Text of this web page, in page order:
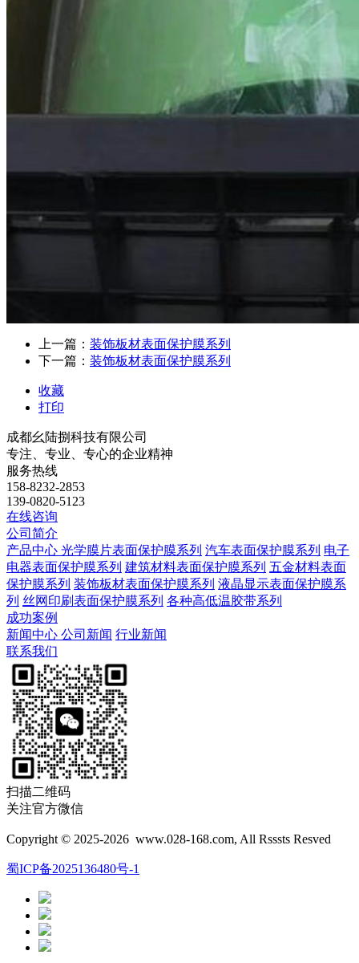
上一篇： 装饰板材表面保护膜系列
下一篇： 装饰板材表面保护膜系列
收藏
打印
成都幺陆捌科技有限公司
专注、专业、专心的企业精神
服务热线
158-8232-2853
139-0820-5123
在线咨询
公司简介
产品中心 光学膜片表面保护膜系列 汽车表面保护膜系列 电子
电器表面保护膜系列 建筑材料表面保护膜系列 五金材料表面
保护膜系列 装饰板材表面保护膜系列 液晶显示表面保护膜系
列 丝网印刷表面保护膜系列 各种高低温胶带系列
成功案例
新闻中心 公司新闻 行业新闻
联系我们
扫描二维码
关注官方微信
Copyright © 2025-2026 www.028-168.com, All Rsssts Resved
蜀ICP备2025136480号-1